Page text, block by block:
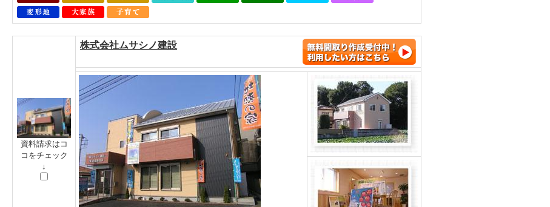
資料請求はコ
コをチェック
↓
株式会社ムサシノ建設